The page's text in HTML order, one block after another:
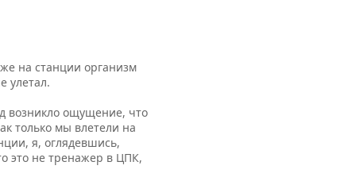
на станции организм
улетал.
возникло ощущение, что
только мы влетели на
я, оглядевшись,
это не тренажер в ЦПК,